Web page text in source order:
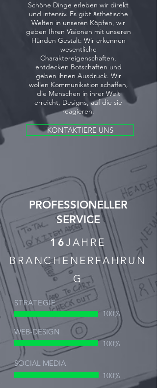
Schöne Dinge erleben wir direkt
und intensiv. Es gibt ästhetische
Welten in unseren Köpfen, wir
geben Ihren Visionen mit unseren
Händen Gestalt: Wir erkennen
wesentliche
Charaktereigenschaften,
entdecken Botschaften und
geben ihnen Ausdruck. Wir
wollen Kommunikation schaffen,
die Menschen in ihrer Welt
erreicht, Designs, auf die sie
reagieren.
KONTAKTIERE UNS
PROFESSIONELLER
SERVICE
16JAHRE
BRANCHENERFAHRUN
G
STRATEGIE
WEB-DESIGN
SOCIAL MEDIA
100%
100%
100%